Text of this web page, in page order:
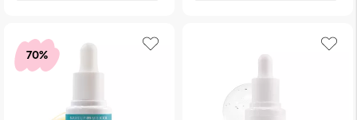
70%